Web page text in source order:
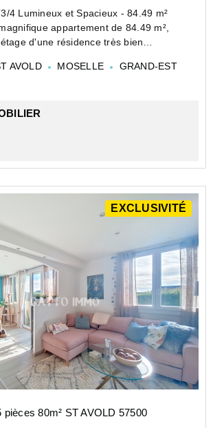
Appartement T3/4 Lumineux et Spacieux - 84.49 m²
appartement de 84.49 m²,
d'une résidence très bien
de 29 m², parfait pour des ...
AVOLD MOSELLE GRAND-EST
l'agence
EXCLUSIVITÉ
pièces 80m² ST AVOLD 57500